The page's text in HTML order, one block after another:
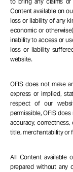
Content available on
loss or liability of any
economic or
inability to access or
loss or liability
website.
OFIS does not make
express or implied,
respect of our
permissible, OFIS
accuracy, correctness,
title, merchantability or
All Content available
prepared without any